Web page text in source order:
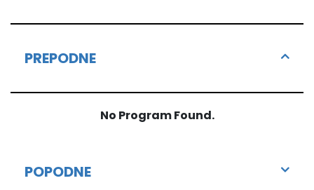
PREPODNE
No Program Found.
POPODNE